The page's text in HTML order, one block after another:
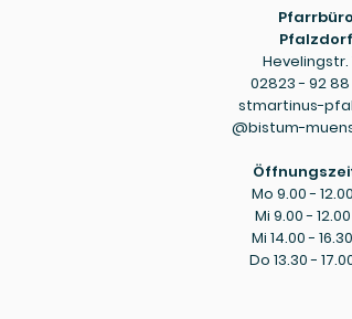
Pfarrbüro
Pfalzdorf
Hevelingstr.
02823 - 92 88
stmartinus-
@bistum-
Mo 9.00 -
Mi 9.00 -
Mi 14.00 -
Do 13.30 -